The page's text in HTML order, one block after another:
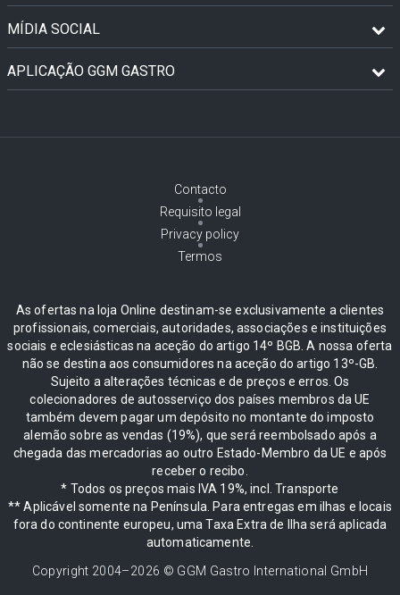
MÍDIA SOCIAL
APLICAÇÃO GGM GASTRO
Contacto
Requisito legal
Privacy policy
Termos
As ofertas na loja Online destinam-se exclusivamente a clientes
profissionais, comerciais, autoridades, associações e instituições
sociais e eclesiásticas na aceção do artigo 14º BGB. A nossa oferta
não se destina aos consumidores na aceção do artigo 13º-GB.
Sujeito a alterações técnicas e de preços e erros. Os
colecionadores de autosserviço dos países membros da UE
também devem pagar um depósito no montante do imposto
alemão sobre as vendas (19%), que será reembolsado após a
chegada das mercadorias ao outro Estado-Membro da UE e após
receber o recibo.
* Todos os preços mais IVA 19%, incl. Transporte
** Aplicável somente na Península. Para entregas em ilhas e locais
fora do continente europeu, uma Taxa Extra de Ilha será aplicada
automaticamente.
Copyright 2004–2026 © GGM Gastro International GmbH